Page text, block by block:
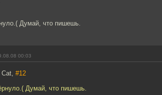
Думай, что пишешь.
00:03
#12
Думай, что пишешь.